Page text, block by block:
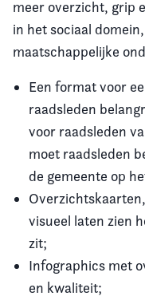
meer overzicht, grip
in het sociaal
maatschappelijke
Een format voor
raadsleden
voor raadsleden
moet raadsleden
de gemeente op
visueel laten zien
zit;
Infographics met
en kwaliteit;